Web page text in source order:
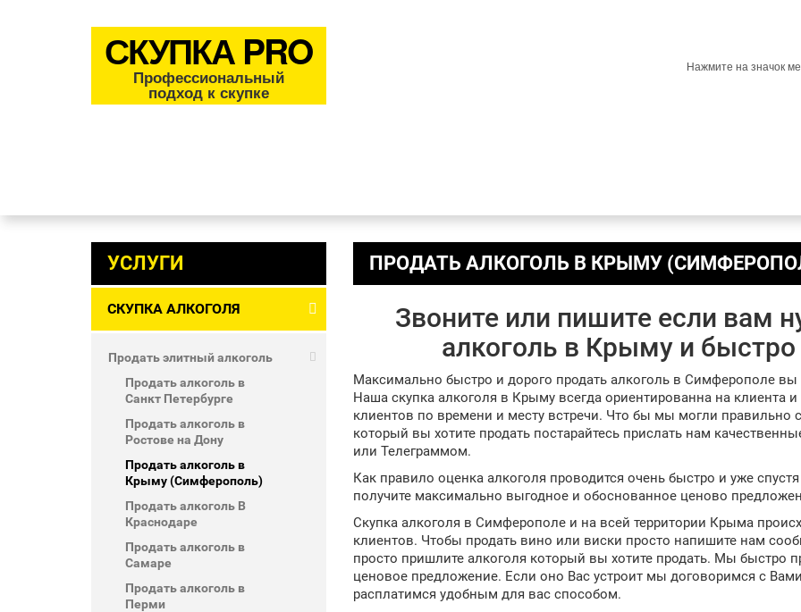
СКУПКА PRO
Профессиональный
подход к скупке
Нажмите на значок
УСЛУГИ
СКУПКА АЛКОГОЛЯ
Продать элитный алкоголь
Продать алкоголь в
Санкт Петербурге
Продать алкоголь в
Ростове на Дону
Продать алкоголь в
Крыму (Симферополь)
Продать алкоголь В
Краснодаре
Продать алкоголь в
Самаре
Продать алкоголь в
Перми
ПРОДАТЬ АЛКОГОЛЬ В КРЫМУ
Звоните или пишите если вам
алкоголь в Крыму и быстро
Максимально быстро и дорого продать алкоголь в Симферополе
Наша скупка алкоголя в Крыму всегда ориентированна на клиента
клиентов по времени и месту встречи. Что бы мы могли правильно
который вы хотите продать постарайтесь прислать нам
или Телеграммом.
Как правило оценка алкоголя проводится очень быстро и уже
получите максимально выгодное и обоснованное ценово
Скупка алкоголя в Симферополе и на всей территории Крыма
клиентов. Чтобы продать вино или виски просто напишите нам
просто пришлите алкоголя который вы хотите продать. Мы быстро
ценовое предложение. Если оно Вас устроит мы договоримся с
расплатимся удобным для вас способом.